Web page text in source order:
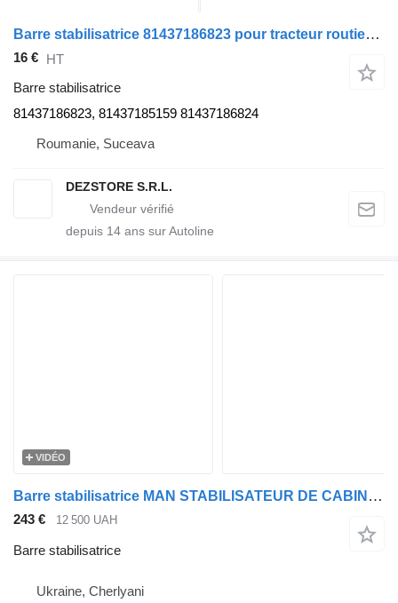
Barre stabilisatrice 81437186823 pour tracteur routier MAN TGS
16 € HT
Barre stabilisatrice
81437186823, 81437185159 81437186824
Roumanie, Suceava
DEZSTORE S.R.L.
depuis 14 ans sur Autoline
VIDÉO
Barre stabilisatrice MAN STABILISATEUR DE CABINE MAN TGA/TGS/TGX > 2 000 tr/min (NOUVEAU TYPE) pour tracteur routier MAN TGA, TGS, TGX
243 € 12 500 UAH
Barre stabilisatrice
Ukraine, Cherlyani